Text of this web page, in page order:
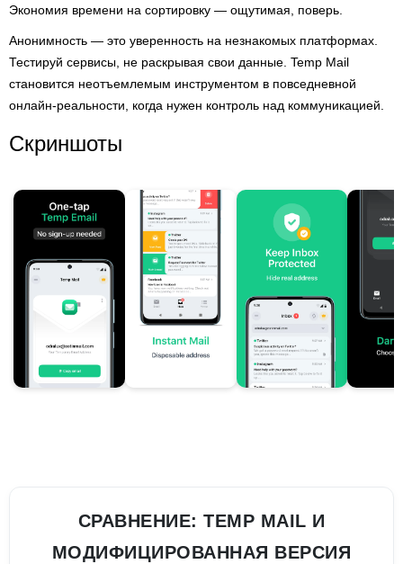
Экономия времени на сортировку — ощутимая, поверь.
Анонимность — это уверенность на незнакомых платформах.
Тестируй сервисы, не раскрывая свои данные. Temp Mail
становится неотъемлемым инструментом в повседневной
онлайн-реальности, когда нужен контроль над коммуникацией.
Скриншоты
СРАВНЕНИЕ: TEMP MAIL И
МОДИФИЦИРОВАННАЯ ВЕРСИЯ